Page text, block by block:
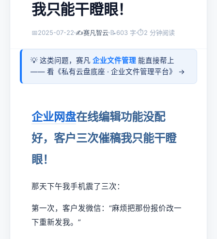
我只能干瞪眼！
📅2025-07-22 ✍️赛凡智云 📝603 字 ⏱2 分钟阅读
💡 这类问题，赛凡 企业文件管理 能直接帮上
—— 看《私有云盘底座 · 企业文件管理平台》 →
企业网盘在线编辑功能没配
好，客户三次催稿我只能干瞪
眼！
那天下午我手机震了三次：
第一次，客户发微信：“麻烦把那份报价改一
下重新发我。”